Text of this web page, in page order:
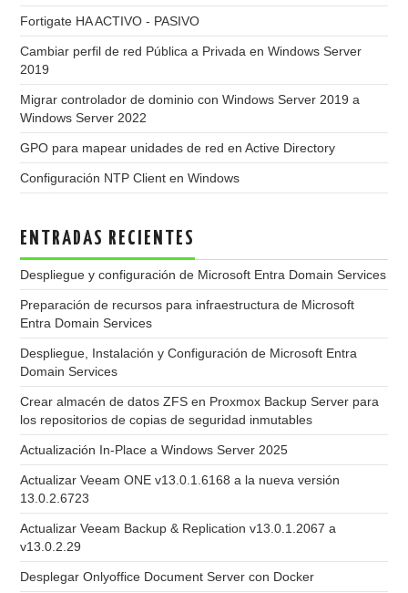
Fortigate HA ACTIVO - PASIVO
Cambiar perfil de red Pública a Privada en Windows Server
2019
Migrar controlador de dominio con Windows Server 2019 a
Windows Server 2022
GPO para mapear unidades de red en Active Directory
Configuración NTP Client en Windows
ENTRADAS RECIENTES
Despliegue y configuración de Microsoft Entra Domain Services
Preparación de recursos para infraestructura de Microsoft
Entra Domain Services
Despliegue, Instalación y Configuración de Microsoft Entra
Domain Services
Crear almacén de datos ZFS en Proxmox Backup Server para
los repositorios de copias de seguridad inmutables
Actualización In-Place a Windows Server 2025
Actualizar Veeam ONE v13.0.1.6168 a la nueva versión
13.0.2.6723
Actualizar Veeam Backup & Replication v13.0.1.2067 a
v13.0.2.29
Desplegar Onlyoffice Document Server con Docker